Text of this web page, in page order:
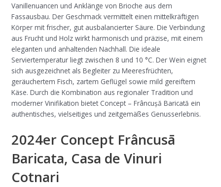
Vanillenuancen und Anklänge von Brioche aus dem
Fassausbau. Der Geschmack vermittelt einen mittelkräftigen
Körper mit frischer, gut ausbalancierter Säure. Die Verbindung
aus Frucht und Holz wirkt harmonisch und präzise, mit einem
eleganten und anhaltenden Nachhall. Die ideale
Serviertemperatur liegt zwischen 8 und 10 °C. Der Wein eignet
sich ausgezeichnet als Begleiter zu Meeresfrüchten,
geräuchertem Fisch, zartem Geflügel sowie mild gereiftem
Käse. Durch die Kombination aus regionaler Tradition und
moderner Vinifikation bietet Concept – Frâncușă Baricată ein
authentisches, vielseitiges und zeitgemäßes Genusserlebnis.
2024er Concept Frâncusā
Baricata, Casa de Vinuri
Cotnari